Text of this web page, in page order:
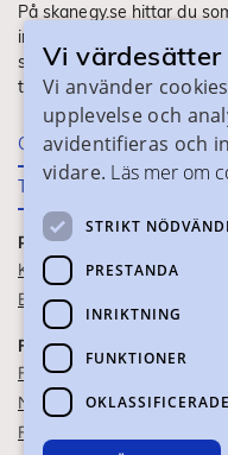
På skanegy.se hittar du
information om ditt
som finns och hur
tillhandahålls av Skånes
Om webbplatsen
Tillgänglighet
PRAKTISK
Kontaktuppgifter
Blanketter
FÖR SKOLPERSONAL
För SYV
Nationella studievägskoder
För gymnasieskolor
Vi
Vi använder
upplevelse och
avidentifieras och
vidare. Läs mer om
STRIKT
PRESTANDA
INRIKTNING
FUNKTIONER
OKLASSIFICERADE